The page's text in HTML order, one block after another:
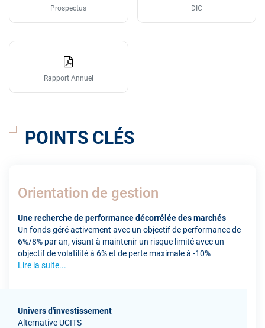
Prospectus DIC
Rapport Annuel
POINTS CLÉS
Orientation de gestion
Une recherche de performance décorrélée des marchés
Un fonds géré activement avec un objectif de performance de
6%/8% par an, visant à maintenir un risque limité avec un
objectif de volatilité à 6% et de perte maximale à -10%
Lire la suite...
Univers d'investissement
Alternative UCITS